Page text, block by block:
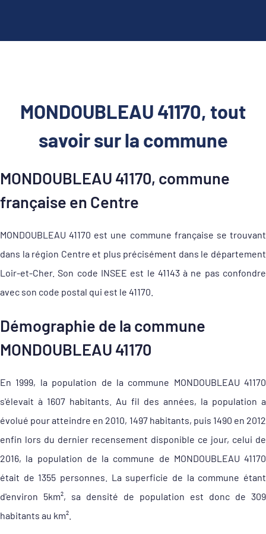
MONDOUBLEAU 41170, tout
savoir sur la commune
MONDOUBLEAU 41170, commune
française en Centre
MONDOUBLEAU 41170 est une commune française se trouvant
dans la région Centre et plus précisément dans le département
Loir-et-Cher. Son code INSEE est le 41143 à ne pas confondre
avec son code postal qui est le 41170.
Démographie de la commune
MONDOUBLEAU 41170
En 1999, la population de la commune MONDOUBLEAU 41170
s'élevait à 1607 habitants. Au fil des années, la population a
évolué pour atteindre en 2010, 1497 habitants, puis 1490 en 2012
enfin lors du dernier recensement disponible ce jour, celui de
2016, la population de la commune de MONDOUBLEAU 41170
était de 1355 personnes. La superficie de la commune étant
d'environ 5km², sa densité de population est donc de 309
habitants au km².